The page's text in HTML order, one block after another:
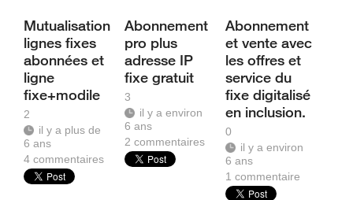
Mutualisation
lignes fixes
abonnées et
ligne
fixe+modile
2
il y a plus de
6 ans
4 commentaires
Abonnement
pro plus
adresse IP
fixe gratuit
3
il y a environ
6 ans
2commentaires
Abonnement
et vente avec
les offres et
service du
fixe digitalisé
en inclusion.
0
il y a environ
6 ans
1commentaire